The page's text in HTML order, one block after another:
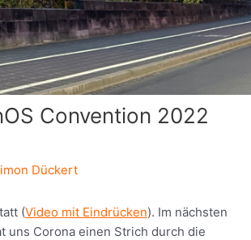
Convention 2022
Dückert
(Video mit Eindrücken). Im nächsten
uns Corona einen Strich durch die